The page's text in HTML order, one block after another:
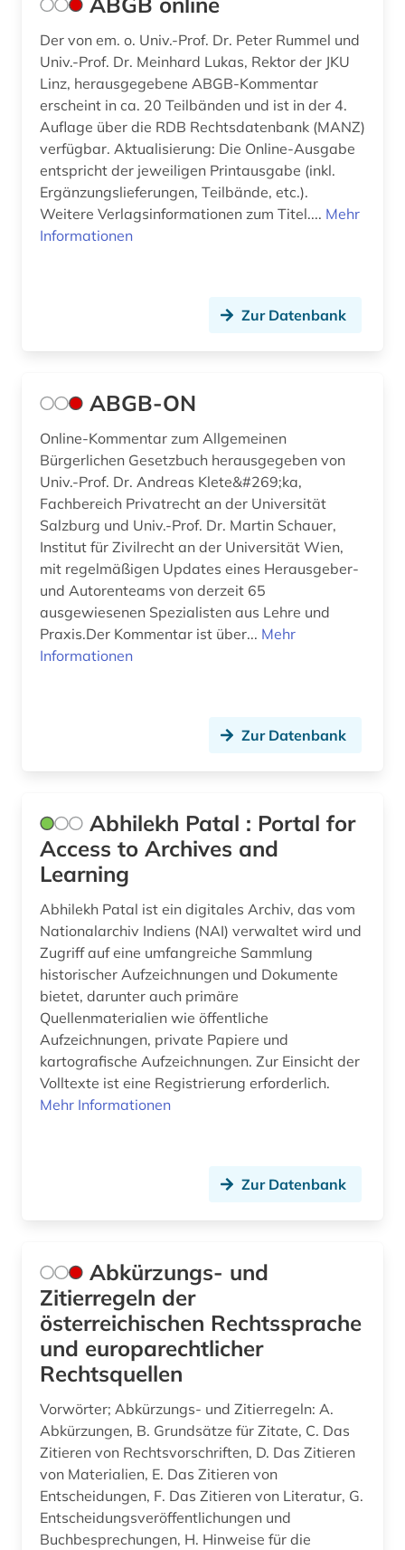
beamtenrecht (15)
beamtenversorgungsgesetz (1)
beamter (1)
beamtstg (1)
beamtvg (1)
beeinträchtigung (1)
beilegung (1)
bekanntmachungen (1)
belgien (4)
beratung (1)
bericht (1)
berlin (7)
(1)
berufsrecht (1)
beschluss (1)
beschäftigung (1)
besoldung (2)
besoldungsrecht (6)
besonderer teil (1)
bestand (1)
betriebsführung (1)
betriebsrat (3)
betriebsverfassungsgesetz (1)
betriebswirtschaft (4)
betriebswirtschaftslehre (1)
betäubungsmittel (1)
bewertungsgesetz (1)
Der von em. o. Univ.-Prof. Dr. Peter Rummel und
Univ.-Prof. Dr. Meinhard Lukas, Rektor der JKU
Linz, herausgegebene ABGB-Kommentar
erscheint in ca. 20 Teilbänden und ist in der 4.
Auflage über die RDB Rechtsdatenbank (MANZ)
verfügbar. Aktualisierung: Die Online-Ausgabe
entspricht der jeweiligen Printausgabe (inkl.
Ergänzungslieferungen, Teilbände, etc.).
Weitere Verlagsinformationen zum Titel.... Mehr
Informationen
Zur Datenbank
ABGB-ON
Online-Kommentar zum Allgemeinen
Bürgerlichen Gesetzbuch herausgegeben von
Univ.-Prof. Dr. Andreas Klete&#269;ka,
Fachbereich Privatrecht an der Universität
Salzburg und Univ.-Prof. Dr. Martin Schauer,
Institut für Zivilrecht an der Universität Wien,
mit regelmäßigen Updates eines Herausgeber-
und Autorenteams von derzeit 65
ausgewiesenen Spezialisten aus Lehre und
Praxis.Der Kommentar ist über... Mehr
Informationen
Zur Datenbank
Abhilekh Patal : Portal for
Access to Archives and
Learning
Abhilekh Patal ist ein digitales Archiv, das vom
Nationalarchiv Indiens (NAI) verwaltet wird und
Zugriff auf eine umfangreiche Sammlung
historischer Aufzeichnungen und Dokumente
bietet, darunter auch primäre
Quellenmaterialien wie öffentliche
Aufzeichnungen, private Papiere und
kartografische Aufzeichnungen. Zur Einsicht der
Volltexte ist eine Registrierung erforderlich.
Mehr Informationen
Zur Datenbank
Abkürzungs- und
Zitierregeln der
österreichischen Rechtssprache
und europarechtlicher
Rechtsquellen
Vorwörter; Abkürzungs- und Zitierregeln: A.
Abkürzungen, B. Grundsätze für Zitate, C. Das
Zitieren von Rechtsvorschriften, D. Das Zitieren
von Materialien, E. Das Zitieren von
Entscheidungen, F. Das Zitieren von Literatur, G.
Entscheidungsveröffentlichungen und
Buchbesprechungen, H. Hinweise für die